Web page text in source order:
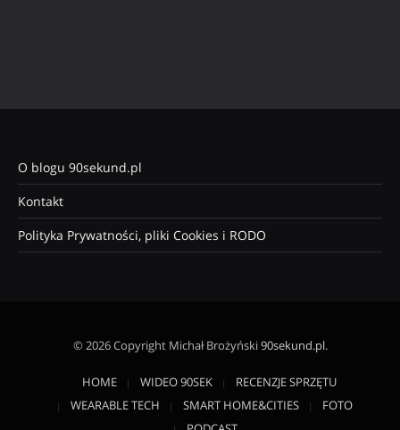
O blogu 90sekund.pl
Kontakt
Polityka Prywatności, pliki Cookies i RODO
© 2026 Copyright Michał Brożyński90sekund.pl.
HOME WIDEO 90SEK
RECENZJE SPRZĘTU
WEARABLE TECH
SMART HOME&CITIES
FOTO